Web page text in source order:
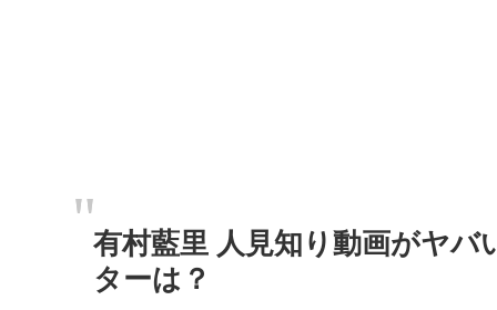
有村藍里 人見知り動画がヤ
ターは？